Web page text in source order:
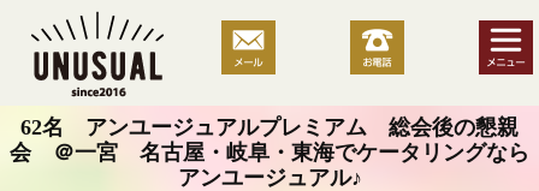
へ
62名 アンユージュアルプレミアム 総会後の懇親
会 ＠一宮 名古屋・岐阜・東海でケータリングなら
アンユージュアル♪